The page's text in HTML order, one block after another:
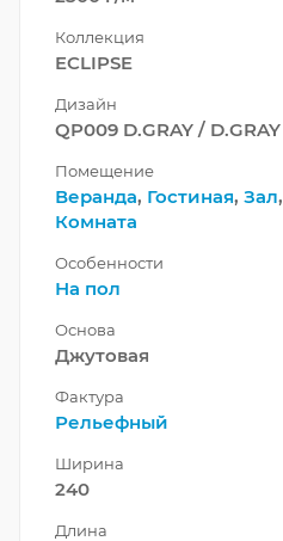
Коллекция
ECLIPSE
Дизайн
QP009 D.GRAY / D.GRAY
Помещение
Веранда, Гостиная, Зал,
Комната
Особенности
На пол
Основа
Джутовая
Фактура
Рельефный
Ширина
240
Длина